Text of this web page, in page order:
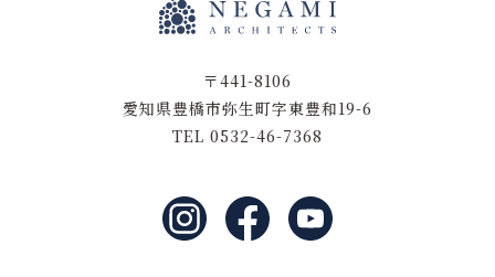
〒441-8106
愛知県豊橋市弥生町字東豊和19-6
TEL 0532-46-7368